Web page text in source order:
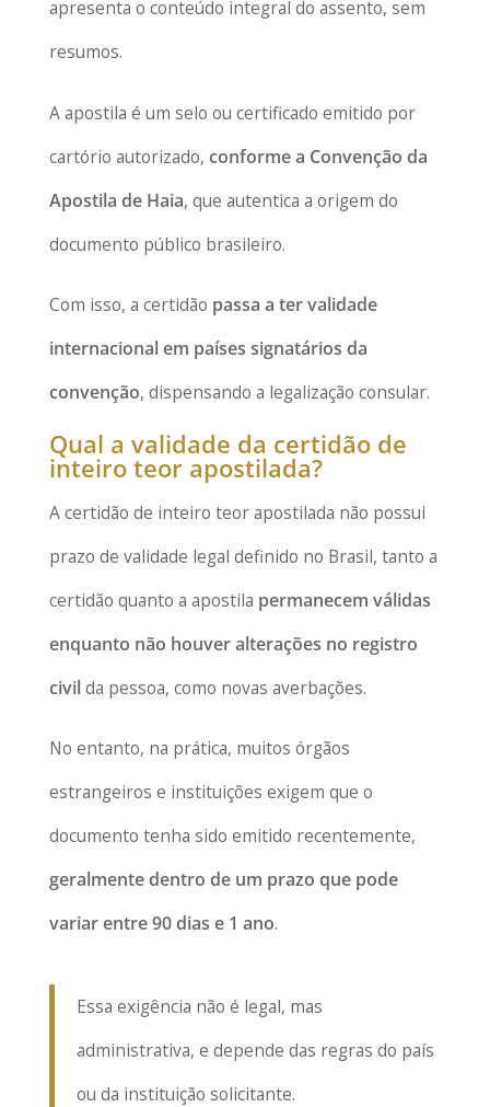
apresenta o conteúdo integral do assento, sem
resumos.
A apostila é um selo ou certificado emitido por
cartório autorizado, conforme a Convenção da
Apostila de Haia, que autentica a origem do
documento público brasileiro.
Com isso, a certidão passa a ter validade
internacional em países signatários da
convenção, dispensando a legalização consular.
Qual a validade da certidão de
inteiro teor apostilada?
A certidão de inteiro teor apostilada não possui
prazo de validade legal definido no Brasil, tanto a
certidão quanto a apostila permanecem válidas
enquanto não houver alterações no registro
civilda pessoa, como novas averbações.
No entanto, na prática, muitos órgãos
estrangeiros e instituições exigem que o
documento tenha sido emitido recentemente,
geralmente dentro de um prazo que pode
variar entre 90 dias e 1 ano.
Essa exigência não é legal, mas
administrativa, e depende das regras do país
ou da instituição solicitante.